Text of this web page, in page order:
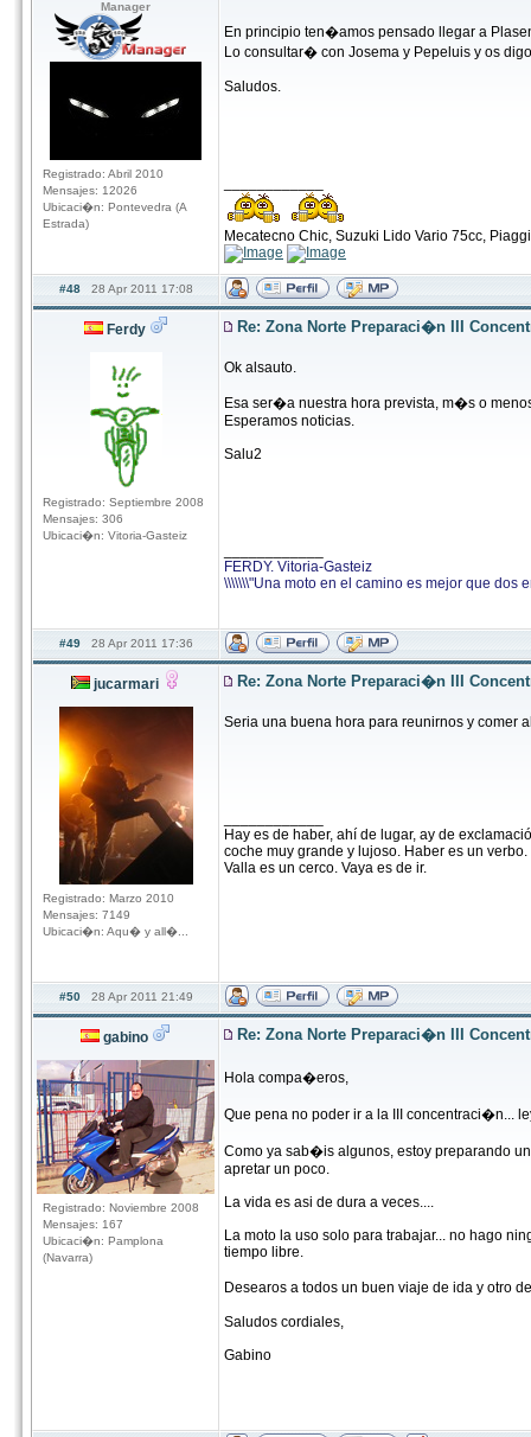
Manager
Registrado: Abril 2010
Mensajes: 12026
Ubicaci�n: Pontevedra (A
Estrada)
En principio ten�amos pensado llegar a
Lo consultar� con Josema y Pepeluis y os
Saludos.
Mecatecno Chic, Suzuki Lido Vario 75cc,
#48 28 Apr 2011 17:08
Ferdy
Registrado: Septiembre 2008
Mensajes: 306
Ubicaci�n: Vitoria-Gasteiz
Re: Zona Norte Preparaci�n III
Ok alsauto.
Esa ser�a nuestra hora prevista, m�s o
Esperamos noticias.
Salu2
FERDY. Vitoria-Gasteiz
\\\\\\\"Una moto en el camino es mejor que dos
#49 28 Apr 2011 17:36
jucarmari
Registrado: Marzo 2010
Mensajes: 7149
Ubicaci�n: Aqu� y all�...
Re: Zona Norte Preparaci�n III
Seria una buena hora para reunirnos y comer
Hay es de haber, ahí de lugar, ay de
coche muy grande y lujoso. Haber es un
Valla es un cerco. Vaya es de ir.
#50 28 Apr 2011 21:49
gabino
Registrado: Noviembre 2008
Mensajes: 167
Ubicaci�n: Pamplona
(Navarra)
Re: Zona Norte Preparaci�n III
Hola compa�eros,
Que pena no poder ir a la III concentraci�n...
Como ya sab�is algunos, estoy preparando
apretar un poco.
La vida es asi de dura a veces....
La moto la uso solo para trabajar... no hago
tiempo libre.
Desearos a todos un buen viaje de ida y otro
Saludos cordiales,
Gabino